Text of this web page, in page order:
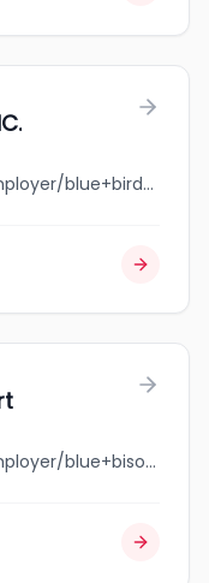
jobbank.gc.ca/browsejobs/employer/blue+bird+travel%2C+inc./ca
jobbank.gc.ca/browsejobs/employer/blue+bison+transport/ca